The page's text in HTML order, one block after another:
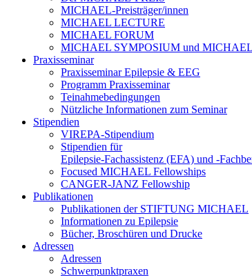
MICHAEL-Preisträger/innen
MICHAEL LECTURE
MICHAEL FORUM
MICHAEL SYMPOSIUM und
Praxisseminar
Praxisseminar Epilepsie & EEG
Programm Praxisseminar
Teinahmebedingungen
Nützliche Informationen zum Seminar
Stipendien
VIREPA-Stipendium
Stipendien für
Epilepsie-Fachassistenz (EFA) und -
Focused MICHAEL Fellowships
CANGER-JANZ Fellowship
Publikationen
Publikationen der STIFTUNG MICHAEL
Informationen zu Epilepsie
Bücher, Broschüren und Drucke
Adressen
Adressen
Schwerpunktpraxen